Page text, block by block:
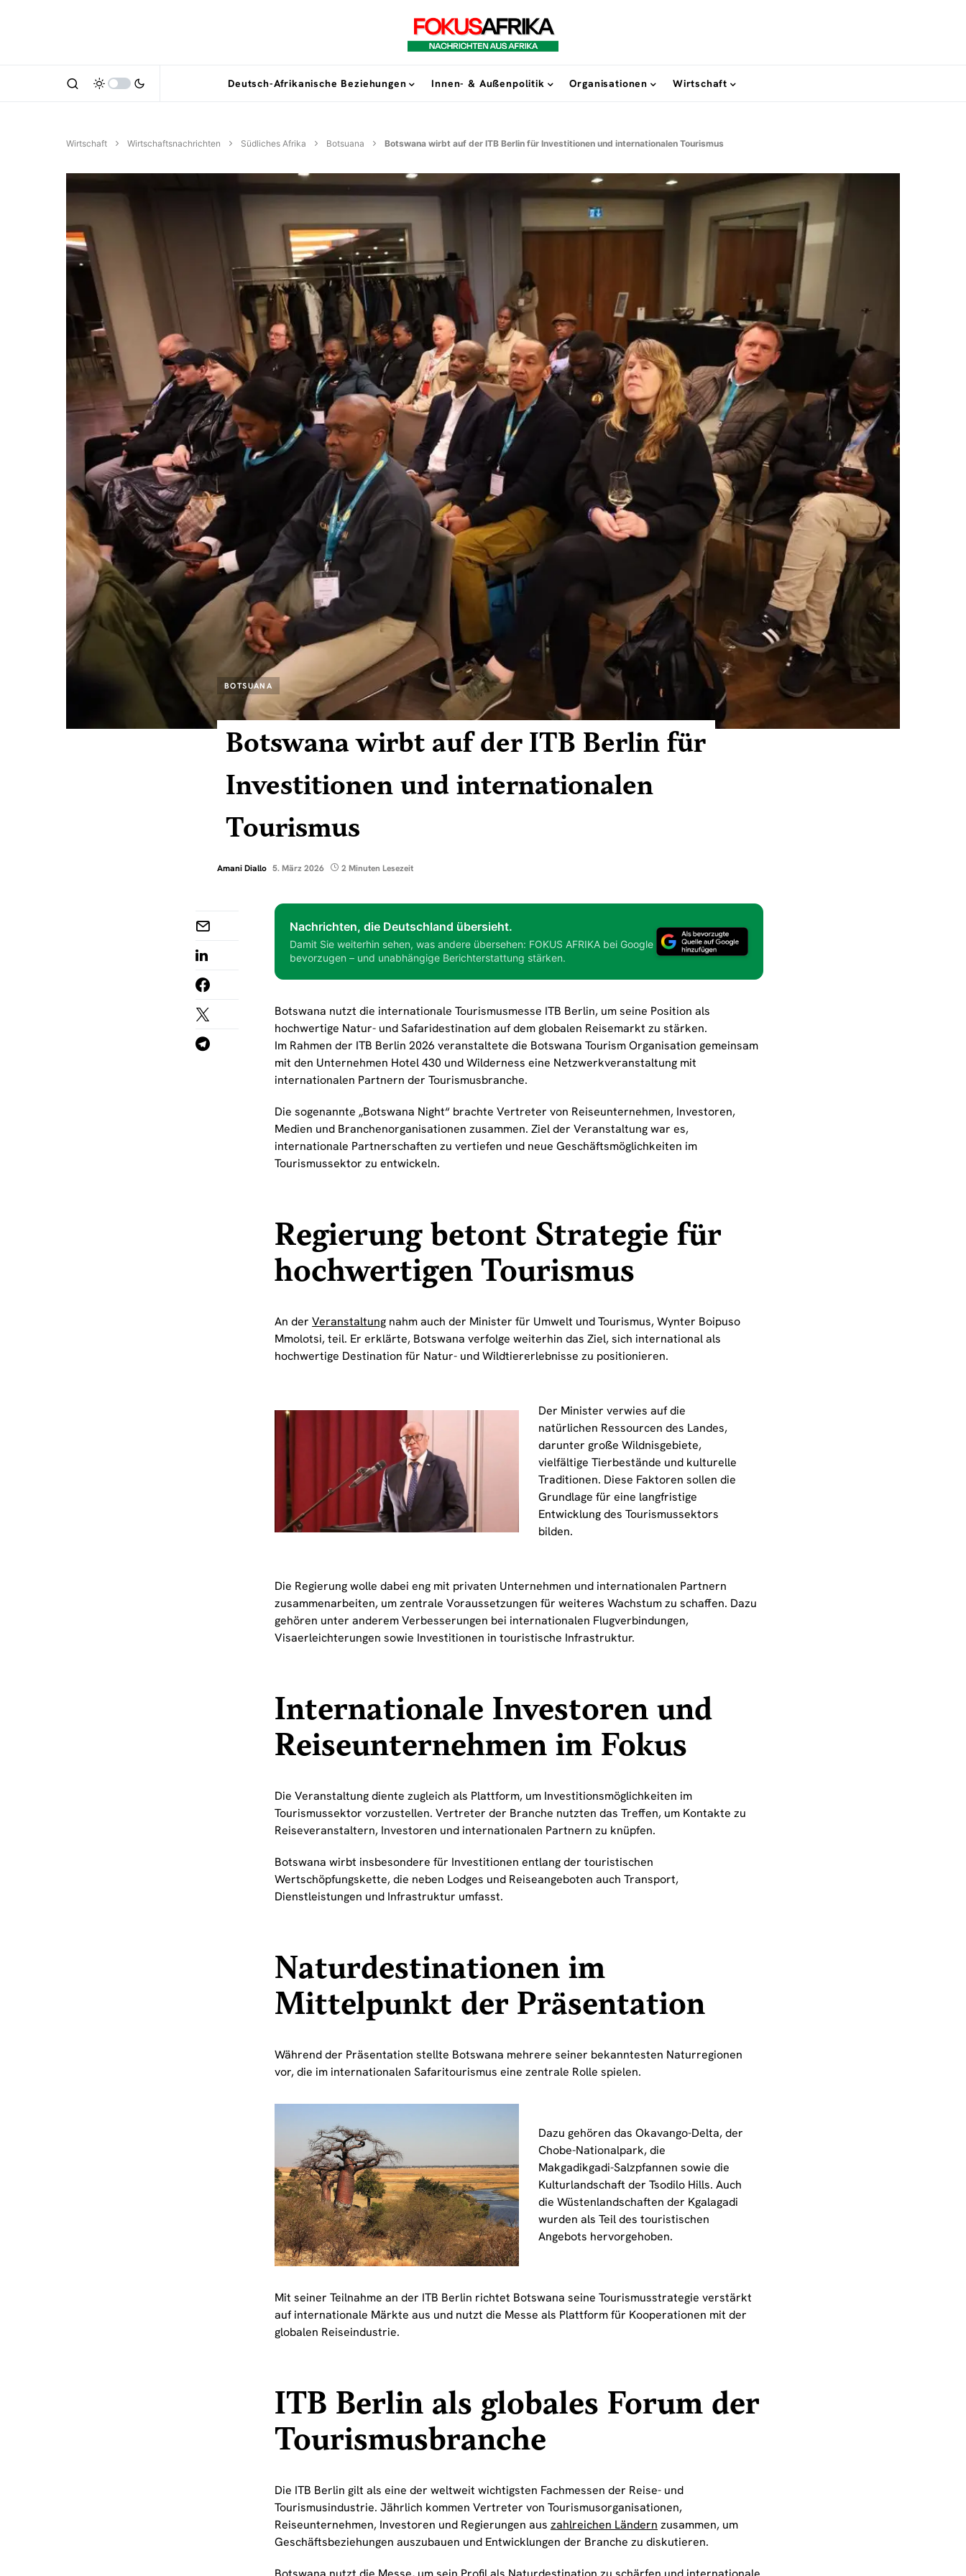
Deutsch-Afrikanische Beziehungen Innen- & Außenpolitik Organisationen Wirtschaft
Wirtschaft Wirtschaftsnachrichten Südliches Afrika Botsuana Botswana wirbt auf der ITB Berlin für Investitionen und internationalen Tourismus
BOTSUANA
Botswana wirbt auf der ITB Berlin für
Investitionen und internationalen
Tourismus
Amani Diallo 5. März 2026 2 Minuten Lesezeit
Nachrichten, die Deutschland übersieht.
Damit Sie weiterhin sehen, was andere übersehen: FOKUS AFRIKA bei Google
bevorzugen – und unabhängige Berichterstattung stärken.
Botswana nutzt die internationale Tourismusmesse ITB Berlin, um seine Position als
hochwertige Natur- und Safaridestination auf dem globalen Reisemarkt zu stärken.
Im Rahmen der ITB Berlin 2026 veranstaltete die Botswana Tourism Organisation gemeinsam
mit den Unternehmen Hotel 430 und Wilderness eine Netzwerkveranstaltung mit
internationalen Partnern der Tourismusbranche.
Die sogenannte „Botswana Night“ brachte Vertreter von Reiseunternehmen, Investoren,
Medien und Branchenorganisationen zusammen. Ziel der Veranstaltung war es,
internationale Partnerschaften zu vertiefen und neue Geschäftsmöglichkeiten im
Tourismussektor zu entwickeln.
Regierung betont Strategie für
hochwertigen Tourismus
An der Veranstaltung nahm auch der Minister für Umwelt und Tourismus, Wynter Boipuso
Mmolotsi, teil. Er erklärte, Botswana verfolge weiterhin das Ziel, sich international als
hochwertige Destination für Natur- und Wildtiererlebnisse zu positionieren.
Der Minister verwies auf die
natürlichen Ressourcen des Landes,
darunter große Wildnisgebiete,
vielfältige Tierbestände und kulturelle
Traditionen. Diese Faktoren sollen die
Grundlage für eine langfristige
Entwicklung des Tourismussektors
bilden.
Die Regierung wolle dabei eng mit privaten Unternehmen und internationalen Partnern
zusammenarbeiten, um zentrale Voraussetzungen für weiteres Wachstum zu schaffen. Dazu
gehören unter anderem Verbesserungen bei internationalen Flugverbindungen,
Visaerleichterungen sowie Investitionen in touristische Infrastruktur.
Internationale Investoren und
Reiseunternehmen im Fokus
Die Veranstaltung diente zugleich als Plattform, um Investitionsmöglichkeiten im
Tourismussektor vorzustellen. Vertreter der Branche nutzten das Treffen, um Kontakte zu
Reiseveranstaltern, Investoren und internationalen Partnern zu knüpfen.
Botswana wirbt insbesondere für Investitionen entlang der touristischen
Wertschöpfungskette, die neben Lodges und Reiseangeboten auch Transport,
Dienstleistungen und Infrastruktur umfasst.
Naturdestinationen im
Mittelpunkt der Präsentation
Während der Präsentation stellte Botswana mehrere seiner bekanntesten Naturregionen
vor, die im internationalen Safaritourismus eine zentrale Rolle spielen.
Dazu gehören das Okavango-Delta, der
Chobe-Nationalpark, die
Makgadikgadi-Salzpfannen sowie die
Kulturlandschaft der Tsodilo Hills. Auch
die Wüstenlandschaften der Kgalagadi
wurden als Teil des touristischen
Angebots hervorgehoben.
Mit seiner Teilnahme an der ITB Berlin richtet Botswana seine Tourismusstrategie verstärkt
auf internationale Märkte aus und nutzt die Messe als Plattform für Kooperationen mit der
globalen Reiseindustrie.
ITB Berlin als globales Forum der
Tourismusbranche
Die ITB Berlin gilt als eine der weltweit wichtigsten Fachmessen der Reise- und
Tourismusindustrie. Jährlich kommen Vertreter von Tourismusorganisationen,
Reiseunternehmen, Investoren und Regierungen aus zahlreichen Ländern zusammen, um
Geschäftsbeziehungen auszubauen und Entwicklungen der Branche zu diskutieren.